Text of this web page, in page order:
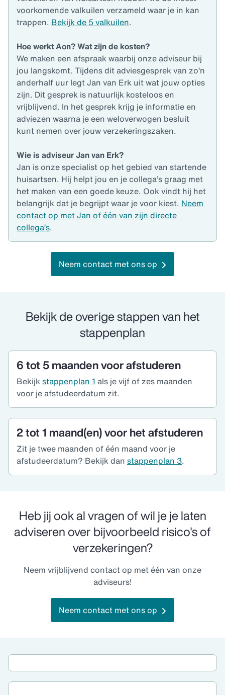
voorkomende valkuilen verzameld waar je in kan
trappen. Bekijk de 5 valkuilen.
Hoe werkt Aon? Wat zijn de kosten?
We maken een afspraak waarbij onze adviseur bij
jou langskomt. Tijdens dit adviesgesprek van zo’n
anderhalf uur legt Jan van Erk uit wat jouw opties
zijn. Dit gesprek is natuurlijk kosteloos en
vrijblijvend. In het gesprek krijg je informatie en
adviezen waarna je een weloverwogen besluit
kunt nemen over jouw verzekeringszaken.
Wie is adviseur Jan van Erk?
Jan is onze specialist op het gebied van startende
huisartsen. Hij helpt jou en je collega’s graag met
het maken van een goede keuze. Ook vindt hij het
belangrijk dat je begrijpt waar je voor kiest. Neem
contact op met Jan of één van zijn directe
collega’s.
Neem contact met ons op
Bekijk de overige stappen van het
stappenplan
6 tot 5 maanden voor afstuderen
Bekijkstappenplan 1 als je vijf of zes maanden
voor je afstudeerdatum zit.
2 tot 1 maand(en) voor het afstuderen
Zit je twee maanden of één maand voor je
afstudeerdatum? Bekijk dan stappenplan 3.
Heb jij ook al vragen of wil je je laten
adviseren over bijvoorbeeld risico's of
verzekeringen?
Neem vrijblijvend contact op met één van onze
adviseurs!
Neem contact met ons op